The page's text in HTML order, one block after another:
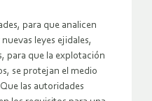
para que analicen
leyes ejidales,
para que la explotación
se protejan el medio
las autoridades